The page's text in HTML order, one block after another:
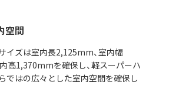
空間
イズは室内長2,125mm、室内幅
高1,370mmを確保し、軽スーパーハ
ではの広々とした室内空間を確保し